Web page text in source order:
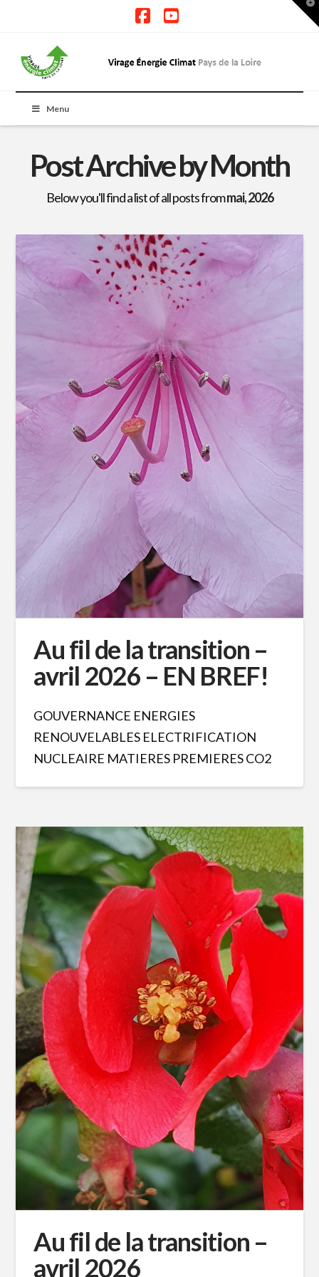
Menu
Post Archive by Month
Below you'll find a list of all posts frommai, 2026
Au fil de la transition –
avril 2026 – EN BREF!
GOUVERNANCE ENERGIES
RENOUVELABLES ELECTRIFICATION
NUCLEAIRE MATIERES PREMIERES CO2
Au fil de la transition –
avril 2026